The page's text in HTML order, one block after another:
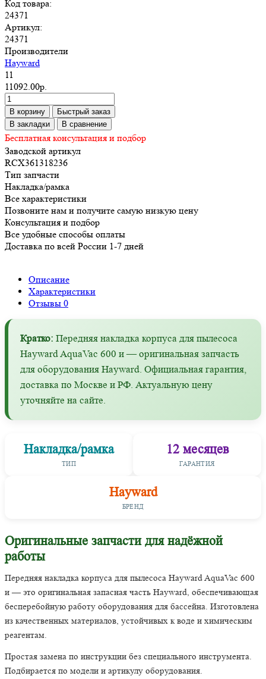
Код товара:
24371
Артикул:
24371
Производители
Hayward
11
11092.00р.
В корзину
Быстрый заказ
В закладки
В сравнение
Бесплатная консультация и подбор
Заводской артикул
RCX361318236
Тип запчасти
Накладка/рамка
Все характеристики
Позвоните нам и получите самую низкую цену
Консультация и подбор
Все удобные способы оплаты
Доставка по всей России 1-7 дней
Описание
Характеристики
Отзывы 0
Кратко: Передняя накладка корпуса для пылесоса
Hayward AquaVac 600 и — оригинальная запчасть
для оборудования Hayward. Официальная гарантия,
доставка по Москве и РФ. Актуальную цену
уточняйте на сайте.
Накладка/рамка
ТИП
12 месяцев
ГАРАНТИЯ
Hayward
БРЕНД
Оригинальные запчасти для надёжной
работы
Передняя накладка корпуса для пылесоса Hayward AquaVac 600
и — это оригинальная запасная часть Hayward, обеспечивающая
бесперебойную работу оборудования для бассейна. Изготовлена
из качественных материалов, устойчивых к воде и химическим
реагентам.
Простая замена по инструкции без специального инструмента.
Подбирается по модели и артикулу оборудования.